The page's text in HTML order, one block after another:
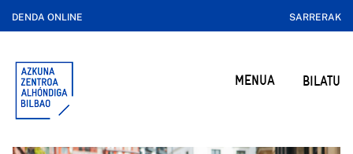
DENDA ONLINE SARRERAK
MENUA BILATU